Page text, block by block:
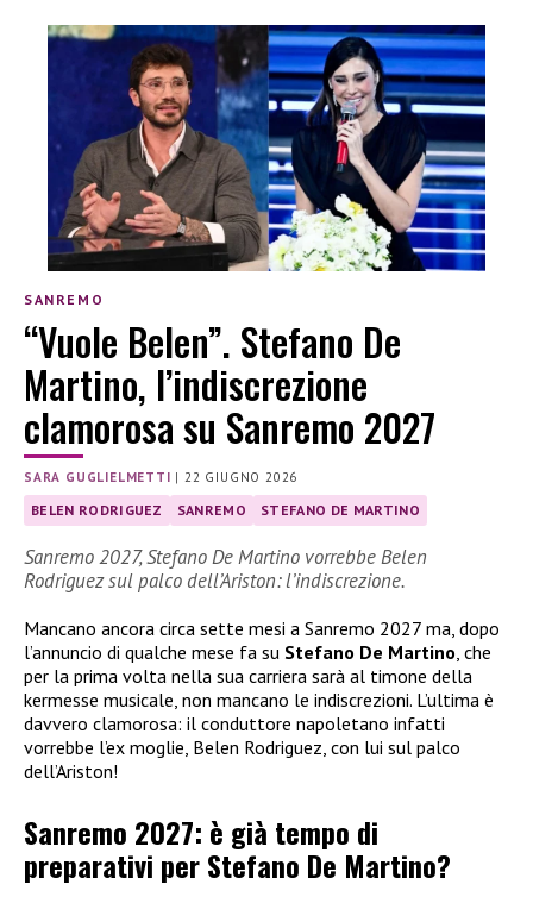
SANREMO
“Vuole Belen”. Stefano De
Martino, l’indiscrezione
clamorosa su Sanremo 2027
SARA GUGLIELMETTI | 22 GIUGNO 2026
BELEN RODRIGUEZ SANREMO STEFANO DE MARTINO
Sanremo 2027, Stefano De Martino vorrebbe Belen
Rodriguez sul palco dell’Ariston: l’indiscrezione.
Mancano ancora circa sette mesi a Sanremo 2027 ma, dopo
l’annuncio di qualche mese fa su Stefano De Martino, che
per la prima volta nella sua carriera sarà al timone della
kermesse musicale, non mancano le indiscrezioni. L’ultima è
davvero clamorosa: il conduttore napoletano infatti
vorrebbe l’ex moglie, Belen Rodriguez, con lui sul palco
dell’Ariston!
Sanremo 2027: è già tempo di
preparativi per Stefano De Martino?